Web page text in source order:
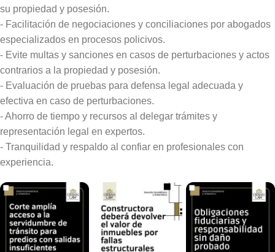
su propiedad y posesión.
- Facilitación de negociaciones y conciliaciones por abogados
especializados en procesos policivos.
- Evite multas y sanciones en casos de perturbaciones y actos
contrarios a la propiedad y posesión.
- Evaluación de pruebas para defensa legal adecuada y
efectiva en caso de perturbaciones.
- Ahorro de tiempo y recursos al delegar trámites y
representación legal en expertos.
- Tranquilidad y respaldo al confiar en profesionales con
experiencia.